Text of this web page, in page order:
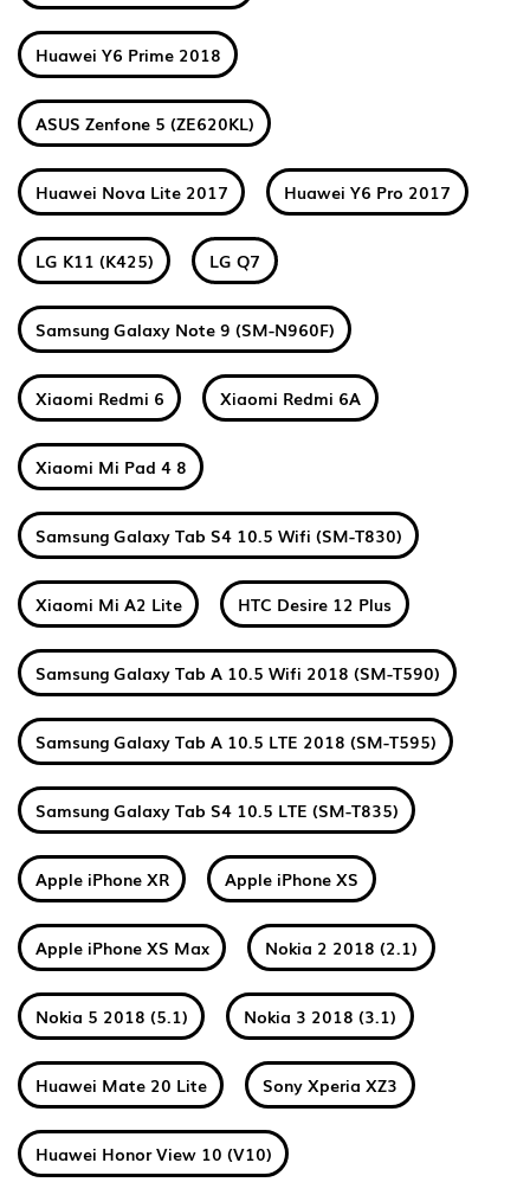
Huawei Y6 Prime 2018
ASUS Zenfone 5 (ZE620KL)
Huawei Nova Lite 2017 Huawei Y6 Pro 2017
LG K11 (K425) LG Q7
Samsung Galaxy Note 9 (SM-N960F)
Xiaomi Redmi 6 Xiaomi Redmi 6A
Xiaomi Mi Pad 4 8
Samsung Galaxy Tab S4 10.5 Wifi (SM-T830)
Xiaomi Mi A2 Lite HTC Desire 12 Plus
Samsung Galaxy Tab A 10.5 Wifi 2018 (SM-T590)
Samsung Galaxy Tab A 10.5 LTE 2018 (SM-T595)
Samsung Galaxy Tab S4 10.5 LTE (SM-T835)
Apple iPhone XR Apple iPhone XS
Apple iPhone XS Max Nokia 2 2018 (2.1)
Nokia 5 2018 (5.1) Nokia 3 2018 (3.1)
Huawei Mate 20 Lite Sony Xperia XZ3
Huawei Honor View 10 (V10)